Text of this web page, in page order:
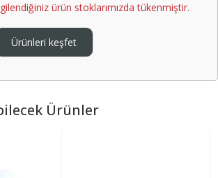
ürün stoklarımızda tükenmiştir.
Ürünleri keşfet
Ürünler